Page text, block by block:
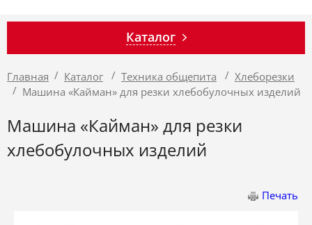
Каталог
Главная / Каталог / Техника общепита / Хлеборезки
/ Машина «Кайман» для резки хлебобулочных изделий
Машина «Кайман» для резки
хлебобулочных изделий
Печать